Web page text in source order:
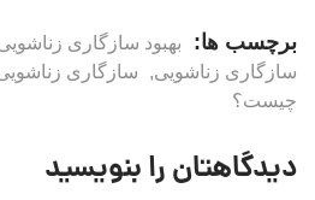
برچسب ها: بهبود سازگاری
سازگاری زناشویی, سازگاری
چیست؟
دیدگاهتان را بنویسید